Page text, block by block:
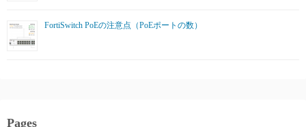
FortiSwitch PoEの注意点（PoEポートの数）
Pages